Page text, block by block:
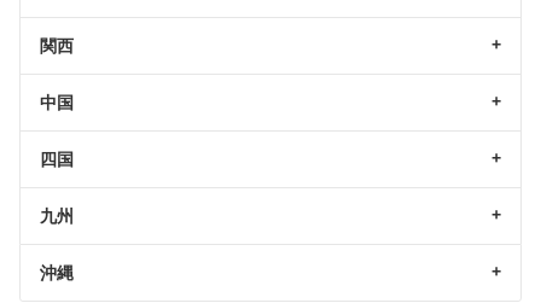
関西
中国
四国
九州
沖縄